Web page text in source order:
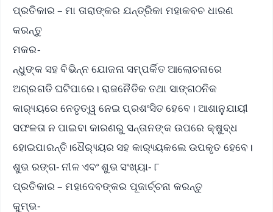
ପ୍ରତିକାର – ମା ତାରାଙ୍କର ଯନ୍ତ୍ରିକା ମହାକବଚ ଧାରଣ
କରନ୍ତୁ
ମକର-
ନ୍ଧୁଙ୍କ ସହ ବିଭିନ୍ନ ଯୋଜନା ସମ୍ପର୍କିତ ଆଲୋଚନାରେ
ଅଗ୍ରଗତି ଘଟିପାରେ। ରାଜନୈତିକ ତଥା ସାଙ୍ଗଠନିକ
କାର‌୍ୟ୍ୟରେ ନେତୃତ୍ୱ ନେଇ ପ୍ରଶଂସିତ ହେବେ। ଆଶାନୁଯାୟୀ
ସଫଳତା ନ ପାଇବା କାରଣରୁ ସନ୍ତାନଙ୍କ ଉପରେ କ୍ଷୁବ୍ଧ
ହୋଇପାରନ୍ତି।ଧୈର‌୍ୟ୍ୟର ସହ କାର‌୍ୟ୍ୟକଲେ ଉପକୃତ ହେବେ।
ଶୁଭ ରଙ୍ଗ- ନୀଳ ଏବଂ ଶୁଭ ସଂଖ୍ୟା- ୮
ପ୍ରତିକାର – ମହାଦେବଙ୍କର ପୂଜାର୍ଚ୍ଚନା କରନ୍ତୁ
କୁମ୍ଭ-